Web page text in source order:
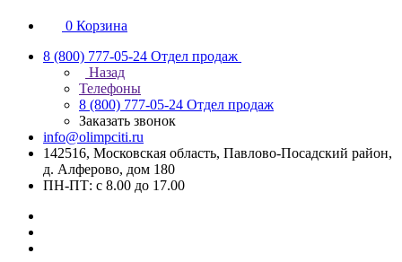
0 Корзина
8 (800) 777-05-24 Отдел продаж
Назад
Телефоны
8 (800) 777-05-24 Отдел продаж
Заказать звонок
info@olimpciti.ru
142516, Московская область, Павлово-Посадский район,
д. Алферово, дом 180
ПН-ПТ: с 8.00 до 17.00